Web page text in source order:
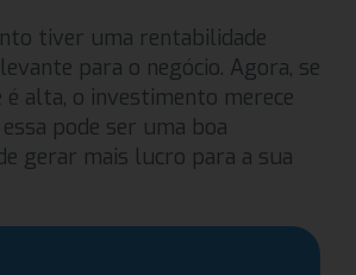
tiver uma rentabilidade
para o negócio. Agora, se
é alta, o investimento merece
pode ser uma boa
gerar mais lucro para a sua